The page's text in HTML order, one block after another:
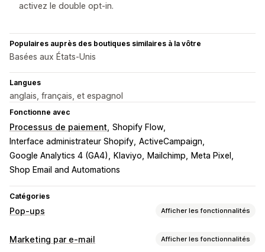
activez le double opt-in.
Populaires auprès des boutiques similaires à la vôtre
Basées aux États-Unis
Langues
anglais, français, et espagnol
Fonctionne avec
Processus de paiement Shopify Flow
Interface administrateur Shopify ActiveCampaign
Google Analytics 4 (GA4)
Klaviyo Mailchimp
Meta Pixel
Shop Email and Automations
Catégories
Pop-ups Afficher les fonctionnalités
Types de pop-up
Marketing par e-mail Afficher les fonctionnalités